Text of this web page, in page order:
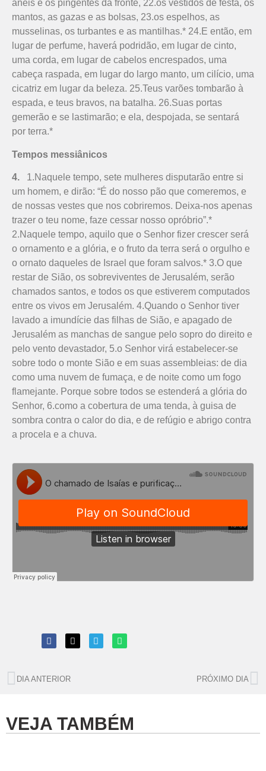
anéis e os pingentes da fronte, 22.os vestidos de festa, os
mantos, as gazas e as bolsas, 23.os espelhos, as
musselinas, os turbantes e as mantilhas.* 24.E então, em
lugar de perfume, haverá podridão, em lugar de cinto,
uma corda, em lugar de cabelos encrespados, uma
cabeça raspada, em lugar do largo manto, um cilício, uma
cicatriz em lugar da beleza. 25.Teus varões tombarão à
espada, e teus bravos, na batalha. 26.Suas portas
gemerão e se lastimarão; e ela, despojada, se sentará
por terra.*
Tempos messiânicos
4. 1.Naquele tempo, sete mulheres disputarão entre si
um homem, e dirão: “É do nosso pão que comeremos, e
de nossas vestes que nos cobriremos. Deixa-nos apenas
trazer o teu nome, faze cessar nosso opróbrio”.*
2.Naquele tempo, aquilo que o Senhor fizer crescer será
o ornamento e a glória, e o fruto da terra será o orgulho e
o ornato daqueles de Israel que foram salvos.* 3.O que
restar de Sião, os sobreviventes de Jerusalém, serão
chamados santos, e todos os que estiverem computados
entre os vivos em Jerusalém. 4.Quando o Senhor tiver
lavado a imundície das filhas de Sião, e apagado de
Jerusalém as manchas de sangue pelo sopro do direito e
pelo vento devastador, 5.o Senhor virá estabelecer-se
sobre todo o monte Sião e em suas assembleias: de dia
como uma nuvem de fumaça, e de noite como um fogo
flamejante. Porque sobre todos se estenderá a glória do
Senhor, 6.como a cobertura de uma tenda, à guisa de
sombra contra o calor do dia, e de refúgio e abrigo contra
a procela e a chuva.
DIA ANTERIOR PRÓXIMO DIA
VEJA TAMBÉM